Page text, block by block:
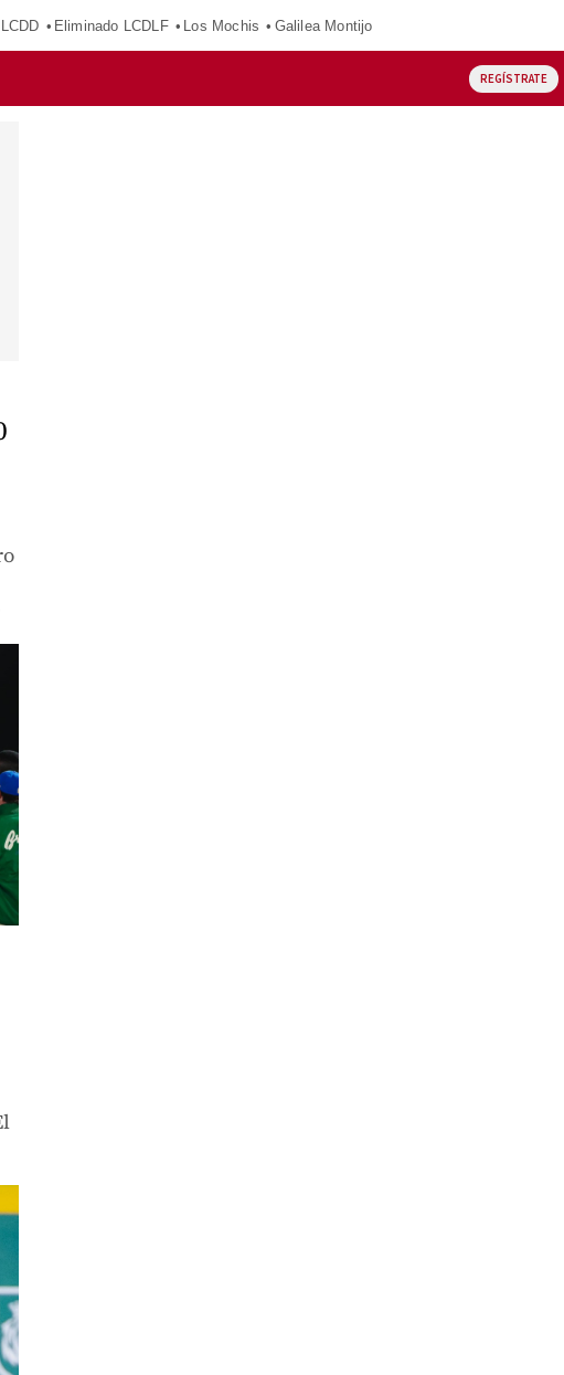
LCDD Eliminado LCDLF Los Mochis Galilea Montijo
REGÍSTRATE